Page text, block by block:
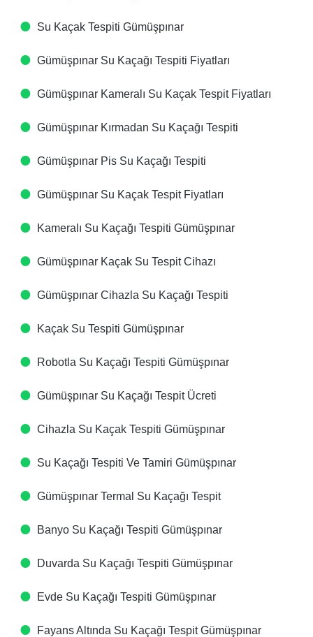
Su Kaçak Tespiti​ Gümüşpınar
Gümüşpınar Su Kaçağı Tespiti Fiyatları​
Gümüşpınar Kameralı Su Kaçak Tespit Fiyatları​
Gümüşpınar Kırmadan Su Kaçağı Tespiti​
Gümüşpınar Pis Su Kaçağı Tespiti​
Gümüşpınar Su Kaçak Tespit Fiyatları​
Kameralı Su Kaçağı Tespiti​ Gümüşpınar
Gümüşpınar Kaçak Su Tespit Cihazı​
Gümüşpınar Cihazla Su Kaçağı Tespiti​
Kaçak Su Tespiti​ Gümüşpınar
Robotla Su Kaçağı Tespiti​ Gümüşpınar
Gümüşpınar Su Kaçağı Tespit Ücreti​
Cihazla Su Kaçak Tespiti​ Gümüşpınar
Su Kaçağı Tespiti Ve Tamiri​ Gümüşpınar
Gümüşpınar Termal Su Kaçağı Tespit ​
Banyo Su Kaçağı Tespiti​ Gümüşpınar
Duvarda Su Kaçağı Tespiti​ Gümüşpınar
Evde Su Kaçağı Tespiti​ Gümüşpınar
Fayans Altında Su Kaçağı Tespit​ Gümüşpınar